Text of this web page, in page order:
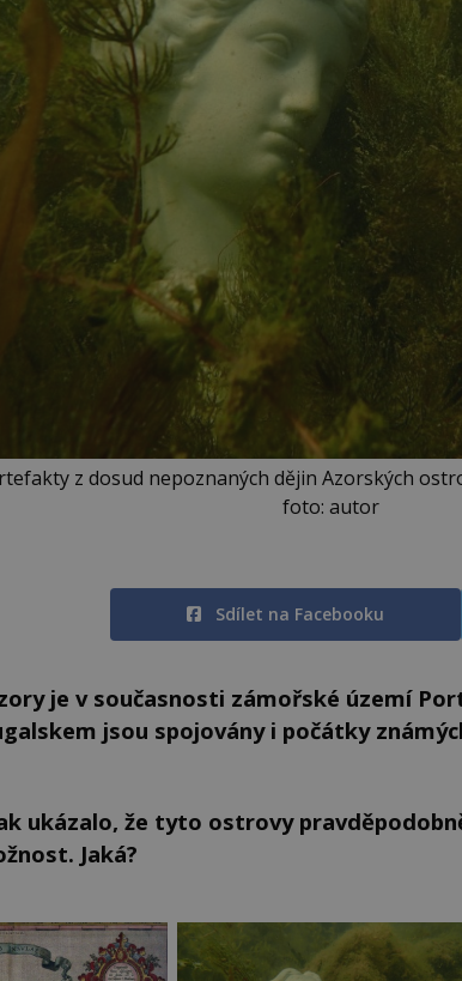
z dosud nepoznaných dějin Azorských
foto: autor
Sdílet na Facebooku
je v současnosti zámořské území
jsou spojovány i počátky
ukázalo, že tyto ostrovy
Jaká?